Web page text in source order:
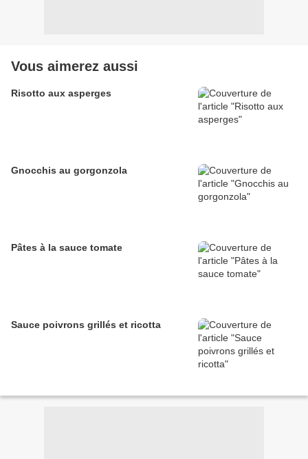
Vous aimerez aussi
Risotto aux asperges
Gnocchis au gorgonzola
Pâtes à la sauce tomate
Sauce poivrons grillés et ricotta